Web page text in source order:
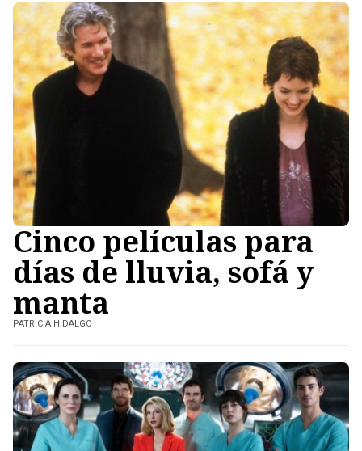
Cinco películas para
días de lluvia, sofá y
manta
PATRICIA HIDALGO